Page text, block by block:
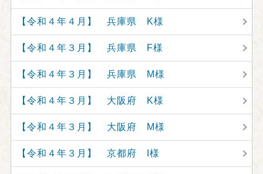
【令和４年４月】 兵庫県 K様
【令和４年３月】 兵庫県 F様
【令和４年３月】 兵庫県 M様
【令和４年３月】 大阪府 K様
【令和４年３月】 大阪府 M様
【令和４年３月】 京都府 I様